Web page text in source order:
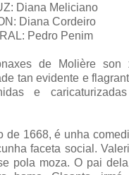
Diana Meliciano
Diana Cordeiro
Pedro Penim
de Molière son
tan evidente e
e
de 1668, é unha
faceta social.
pola moza. O pai